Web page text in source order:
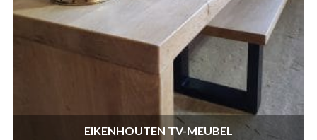
EIKENHOUTEN TV-MEUBEL